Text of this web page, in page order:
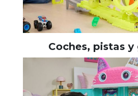
Coches, pistas y